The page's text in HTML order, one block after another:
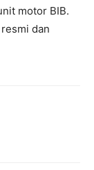
motor BIB.
dan